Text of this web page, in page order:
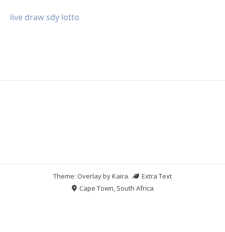
live draw sdy lotto
Theme: Overlay byKaira.
Extra Text
Cape Town, South Africa